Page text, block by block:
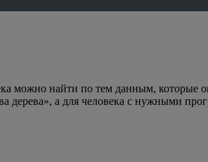
можно найти по тем данным, которые
дерева», а для человека с нужными